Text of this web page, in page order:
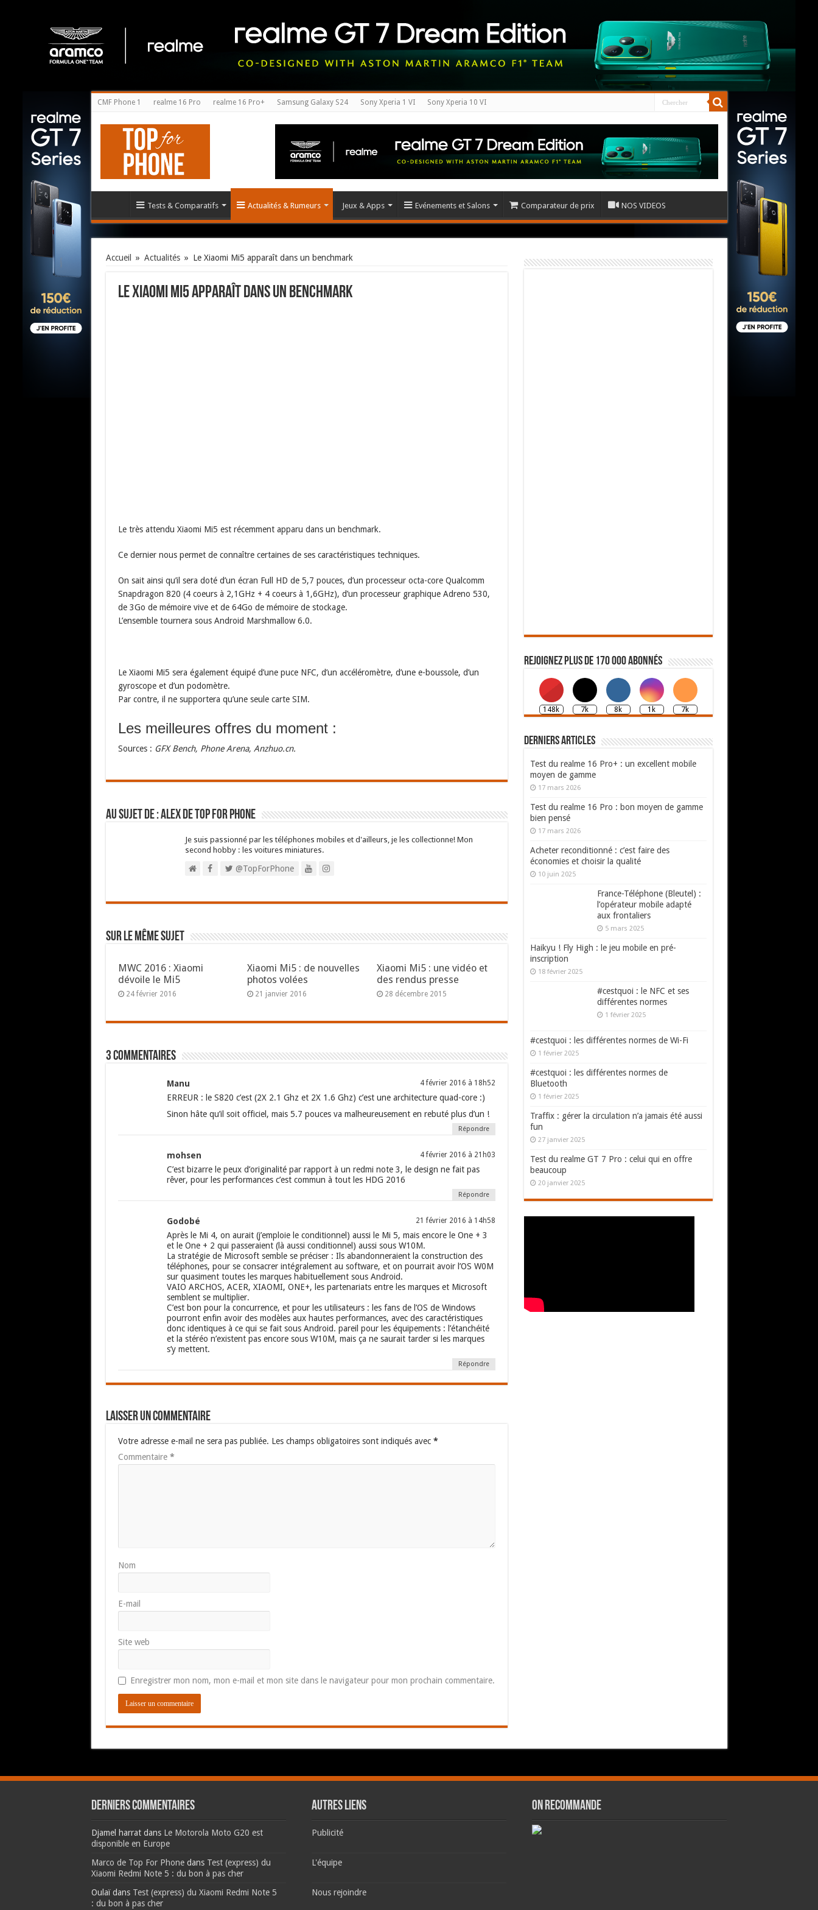
CMF Phone 1 realme 16 Pro realme 16 Pro+ Samsung Galaxy S24 Sony Xperia 1 VI Sony Xperia 10 VI
Tests & Comparatifs Actualités & Rumeurs Jeux & Apps Evénements et Salons Comparateur de prix NOS VIDEOS
Accueil » Actualités » Le Xiaomi Mi5 apparaît dans un benchmark
Le Xiaomi Mi5 apparaît dans un benchmark
Le très attendu Xiaomi Mi5 est récemment apparu dans un benchmark.
Ce dernier nous permet de connaître certaines de ses caractéristiques techniques.
On sait ainsi qu’il sera doté d’un écran Full HD de 5,7 pouces, d’un processeur octa-core Qualcomm
Snapdragon 820 (4 coeurs à 2,1GHz + 4 coeurs à 1,6GHz), d’un processeur graphique Adreno 530,
de 3Go de mémoire vive et de 64Go de mémoire de stockage.
L’ensemble tournera sous Android Marshmallow 6.0.
Le Xiaomi Mi5 sera également équipé d’une puce NFC, d’un accéléromètre, d’une e-boussole, d’un
gyroscope et d’un podomètre.
Par contre, il ne supportera qu’une seule carte SIM.
Les meilleures offres du moment :
Sources : GFX Bench, Phone Arena, Anzhuo.cn.
Au sujet de : Alex de Top For Phone
Je suis passionné par les téléphones mobiles et d'ailleurs, je les collectionne! Mon
second hobby : les voitures miniatures.
@TopForPhone
Sur le même sujet
MWC 2016 : Xiaomi
dévoile le Mi5
24 février 2016
Xiaomi Mi5 : de nouvelles
photos volées
21 janvier 2016
Xiaomi Mi5 : une vidéo et
des rendus presse
28 décembre 2015
3 commentaires
Manu 4 février 2016 à 18h52
ERREUR : le S820 c’est (2X 2.1 Ghz et 2X 1.6 Ghz) c’est une architecture quad-core :)
Sinon hâte qu’il soit officiel, mais 5.7 pouces va malheureusement en rebuté plus d’un !
Répondre
mohsen 4 février 2016 à 21h03
C’est bizarre le peux d’originalité par rapport à un redmi note 3, le design ne fait pas
rêver, pour les performances c’est commun à tout les HDG 2016
Répondre
Godobé 21 février 2016 à 14h58
Après le Mi 4, on aurait (j’emploie le conditionnel) aussi le Mi 5, mais encore le One + 3
et le One + 2 qui passeraient (là aussi conditionnel) aussi sous W10M.
La stratégie de Microsoft semble se préciser : Ils abandonneraient la construction des
téléphones, pour se consacrer intégralement au software, et on pourrait avoir l’OS W0M
sur quasiment toutes les marques habituellement sous Android.
VAIO ARCHOS, ACER, XIAOMI, ONE+, les partenariats entre les marques et Microsoft
semblent se multiplier.
C’est bon pour la concurrence, et pour les utilisateurs : les fans de l’OS de Windows
pourront enfin avoir des modèles aux hautes performances, avec des caractéristiques
donc identiques à ce qui se fait sous Android. pareil pour les équipements : l’étanchéité
et la stéréo n’existent pas encore sous W10M, mais ça ne saurait tarder si les marques
s’y mettent.
Répondre
Laisser un commentaire
Votre adresse e-mail ne sera pas publiée. Les champs obligatoires sont indiqués avec *
Commentaire *
Nom
E-mail
Site web
Enregistrer mon nom, mon e-mail et mon site dans le navigateur pour mon prochain commentaire.
Rejoignez plus de 170 000 abonnés
148k 7k 8k 1k 7k
Derniers articles
Test du realme 16 Pro+ : un excellent mobile
moyen de gamme
17 mars 2026
Test du realme 16 Pro : bon moyen de gamme
bien pensé
17 mars 2026
Acheter reconditionné : c’est faire des
économies et choisir la qualité
10 juin 2025
France-Téléphone (Bleutel) :
l’opérateur mobile adapté
aux frontaliers
5 mars 2025
Haikyu ! Fly High : le jeu mobile en pré-
inscription
18 février 2025
#cestquoi : le NFC et ses
différentes normes
1 février 2025
#cestquoi : les différentes normes de Wi-Fi
1 février 2025
#cestquoi : les différentes normes de
Bluetooth
1 février 2025
Traffix : gérer la circulation n’a jamais été aussi
fun
27 janvier 2025
Test du realme GT 7 Pro : celui qui en offre
beaucoup
20 janvier 2025
Derniers commentaires
Djamel harratdans Le Motorola Moto G20 est
disponible en Europe
Marco de Top For Phonedans Test (express) du
Xiaomi Redmi Note 5 : du bon à pas cher
Oulaïdans Test (express) du Xiaomi Redmi Note 5
: du bon à pas cher
AUTRES LIENS
Publicité
L'équipe
Nous rejoindre
ON RECOMMANDE